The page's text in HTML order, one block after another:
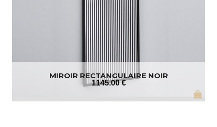
MIROIR RECTANGULAIRE NOIR
1145.00 €